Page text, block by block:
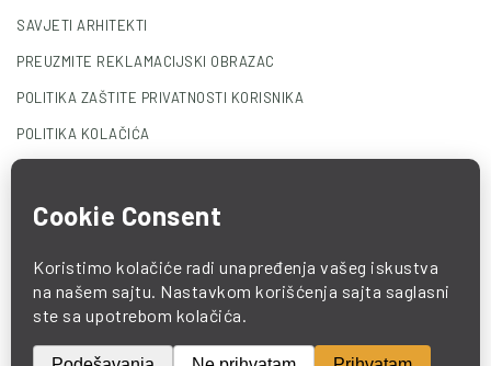
SAVJETI ARHITEKTI
PREUZMITE REKLAMACIJSKI OBRAZAC
POLITIKA ZAŠTITE PRIVATNOSTI KORISNIKA
POLITIKA KOLAČIĆA
© 2025 COMO. All Rights Reserved